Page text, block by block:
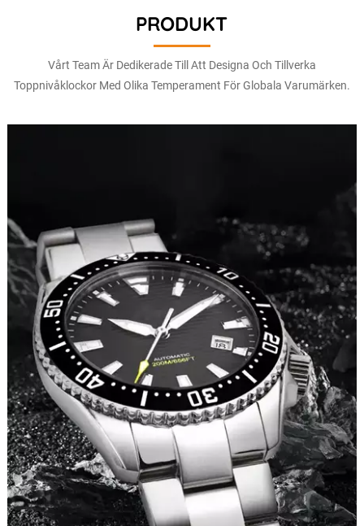
PRODUKT
Vårt Team Är Dedikerade Till Att Designa Och Tillverka
Toppnivåklockor Med Olika Temperament För Globala Varumärken.